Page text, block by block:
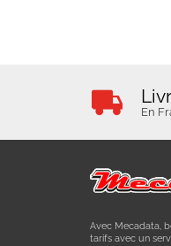
En
Avec Mecadata,
tarifs avec un